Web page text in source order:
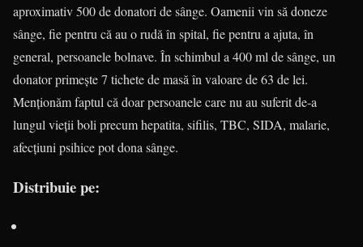
aproximativ 500 de donatori de sânge. Oamenii vin să doneze
sânge, fie pentru că au o rudă în spital, fie pentru a ajuta, în
general, persoanele bolnave. În schimbul a 400 ml de sânge, un
donator primeşte 7 tichete de masă în valoare de 63 de lei.
Menţionăm faptul că doar persoanele care nu au suferit de-a
lungul vieţii boli precum hepatita, sifilis, TBC, SIDA, malarie,
afecţiuni psihice pot dona sânge.
Distribuie pe: